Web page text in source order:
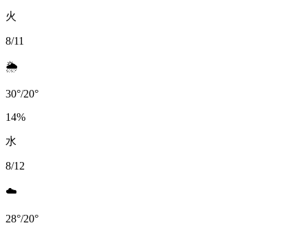
火
8/11
🌦️
30°/20°
14%
水
8/12
☁️
28°/20°